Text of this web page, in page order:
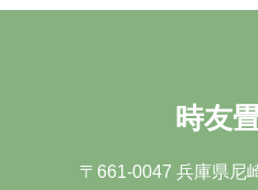
時友
〒661-0047 兵庫県尼